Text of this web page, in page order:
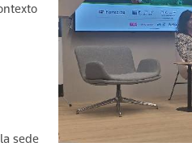
sede